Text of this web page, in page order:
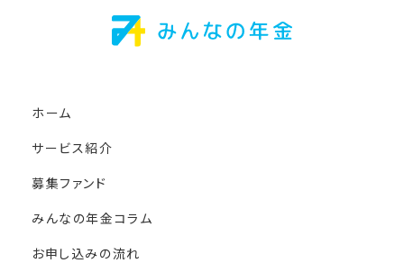
ホーム
サービス紹介
募集ファンド
みんなの年金コラム
お申し込みの流れ